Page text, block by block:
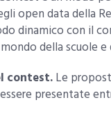
open data della
dinamico con il
della scuole e
contest.Le
presentate